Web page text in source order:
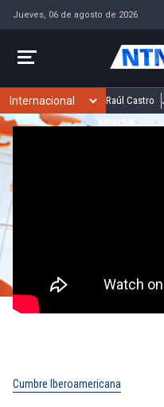
Jueves, 06 de agosto de 2026
Raúl Castro
Cumbre Iberoamericana